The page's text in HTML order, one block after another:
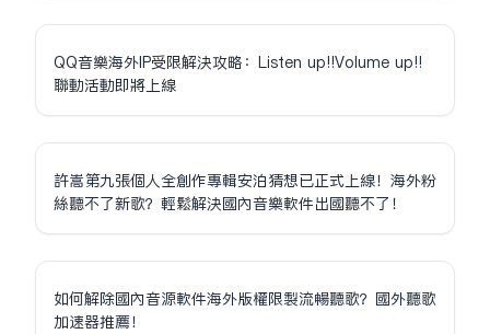
QQ音樂海外IP受限解決攻略：Listen up!!Volume up!!
聯動活動即將上線
許嵩第九張個人全創作專輯安泊猜想已正式上線！海外粉
絲聽不了新歌？輕鬆解決國內音樂軟件出國聽不了！
如何解除國內音源軟件海外版權限制流暢聽歌？國外聽歌
加速器推薦！